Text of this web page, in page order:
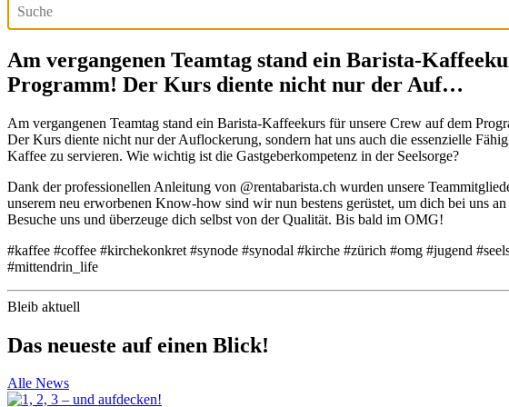
Am vergangenen Teamtag stand ein Barista-
Programm! Der Kurs diente nicht nur der Auf…
Am vergangenen Teamtag stand ein Barista-Kaffeekurs für unsere Crew auf dem
Der Kurs diente nicht nur der Auflockerung, sondern hat uns auch die essenzielle
Kaffee zu servieren. Wie wichtig ist die Gastgeberkompetenz in der Seelsorge?
Dank der professionellen Anleitung von @rentabarista.ch wurden unsere
unserem neu erworbenen Know-how sind wir nun bestens gerüstet, um dich bei uns
Besuche uns und überzeuge dich selbst von der Qualität. Bis bald im OMG!
#kaffee #coffee #kirchekonkret #synode #synodal #kirche #zürich #omg #jugend
#mittendrin_life
Bleib aktuell
Das neueste auf einen Blick!
Alle News